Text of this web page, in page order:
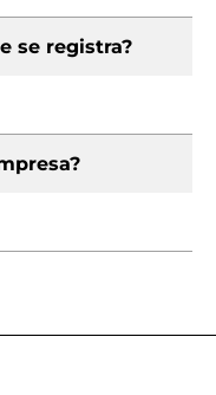
se registra?